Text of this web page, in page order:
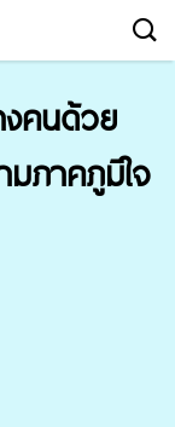
คนด้วย
ภาคภูมิใจ